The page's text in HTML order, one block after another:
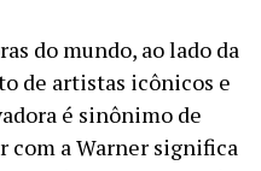
do mundo, ao lado da
de artistas icônicos e
é sinônimo de
com a Warner significa